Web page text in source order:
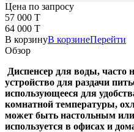
Цена по запросу
57 000 T
64 000 T
В корзинуВ корзинеПерейти
Обзор
Диспенсер для воды, часто
устройство для раздачи
использующееся для
комнатной температуры,
может быть настольным
используется в офисах и